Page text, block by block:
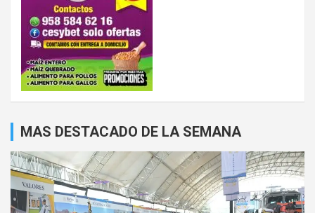
MAS DESTACADO DE LA SEMANA